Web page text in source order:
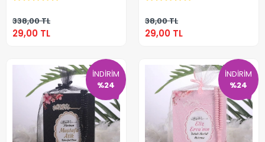
338,00 TL
29,00 TL
38,00 TL
29,00 TL
İNDİRİM
%24
İNDİRİM
%24